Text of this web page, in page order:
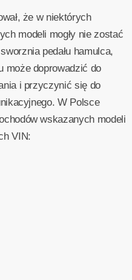
że w niektórych
modeli mogły nie zostać
pedału hamulca,
może doprowadzić do
i przyczynić się do
W Polsce
wskazanych modeli
VIN: